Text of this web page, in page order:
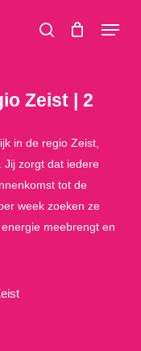
search
Menu
Zeist | 2
in de regio Zeist,
Jij zorgt dat iedere
tot de
week zoeken ze
meebrengt en